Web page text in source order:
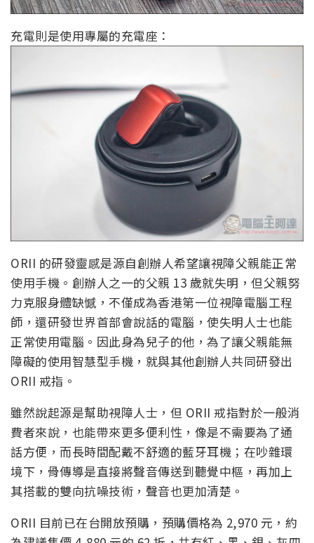
充電則是使用專屬的充電座：
ORII 的研發靈感是源自創辦人希望讓視障父親能正常
使用手機。創辦人之一的父親 13 歲就失明，但父親努
力克服身體缺憾，不僅成為香港第一位視障電腦工程
師，還研發世界首部會說話的電腦，使失明人士也能
正常使用電腦。因此身為兒子的他，為了讓父親能無
障礙的使用智慧型手機，就與其他創辦人共同研發出
ORII 戒指。
雖然說起源是幫助視障人士，但 ORII 戒指對於一般消
費者來說，也能帶來更多便利性，像是不需要為了通
話方便，而長時間配戴不舒適的藍牙耳機；在吵雜環
境下，骨傳導是直接將聲音傳送到聽覺中樞，再加上
其搭載的雙向抗噪技術，聲音也更加清楚。
ORII 目前已在台開放預購，預購價格為 2,970 元，約